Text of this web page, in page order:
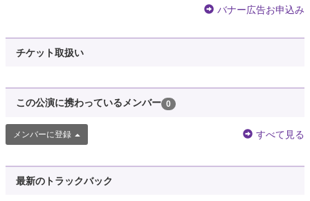
バナー広告お申込み
チケット取扱い
この公演に携わっているメンバー 0
メンバーに登録 すべて見る
最新のトラックバック